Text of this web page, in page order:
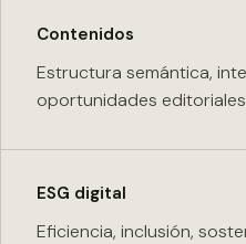
Contenidos
Estructura semántica,
oportunidades
ESG digital
Eficiencia, inclusión,